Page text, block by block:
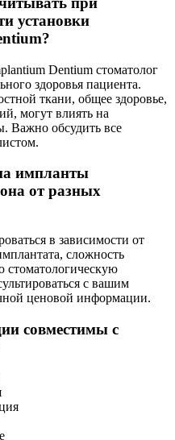
установки
Dentium стоматолог
здоровья пациента.
ткани, общее здоровье,
могут влиять на
Важно обсудить все
импланты
от разных
в зависимости от
сложность
с вашим
ценовой информации.
совместимы с